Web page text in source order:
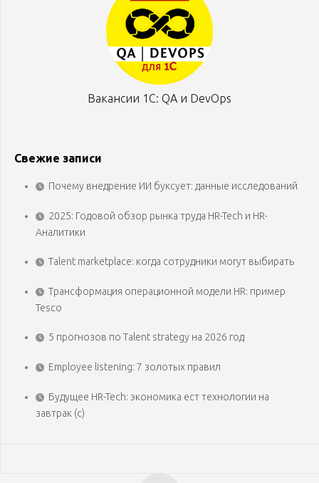
Вакансии 1С: QA и DevOps
Свежие записи
Почему внедрение ИИ буксует: данные исследований
2025: Годовой обзор рынка труда HR-Tech и HR-
Аналитики
Talent marketplace: когда сотрудники могут выбирать
Трансформация операционной модели HR: пример
Tesco
5 прогнозов по Talent strategy на 2026 год
Employee listening: 7 золотых правил
Будущее HR-Tech: экономика ест технологии на
завтрак (с)